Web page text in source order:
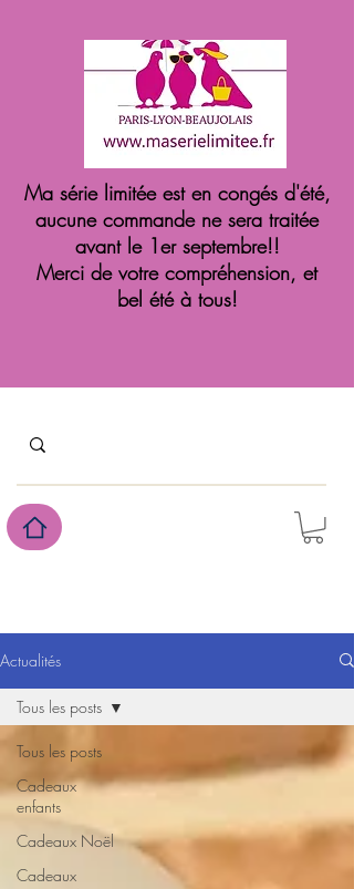
Ma série limitée est en congés d'été,
aucune commande ne sera traitée
avant le 1er septembre!!
Merci de votre compréhension, et
bel été à tous!
Actualités
Tous les posts
Cadeaux
enfants
Cadeaux Noël
Cadeaux
Tous les posts